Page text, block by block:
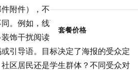
套餐价格
附件），不同场景对尺寸、分辨率
。例如，线下海报需突出活动主题
饰干扰阅读；线上海报则可适当增
引导语。目标决定了海报的受众定
区居民还是学生群体？不同受众对